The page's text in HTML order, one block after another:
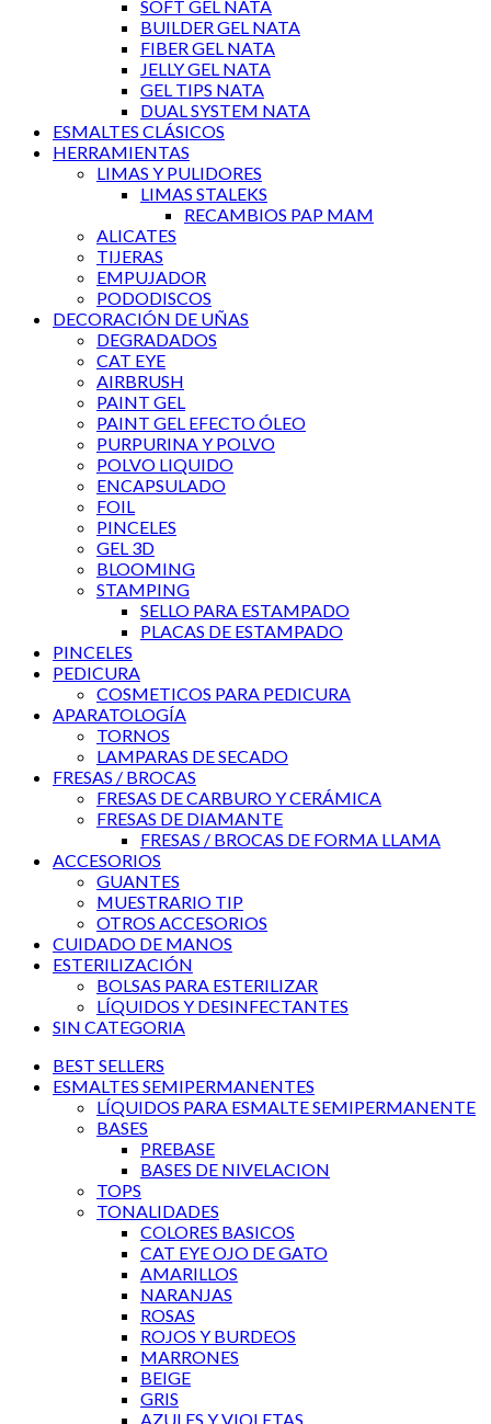
SOFT GEL NATA
BUILDER GEL NATA
FIBER GEL NATA
JELLY GEL NATA
GEL TIPS NATA
DUAL SYSTEM NATA
ESMALTES CLÁSICOS
HERRAMIENTAS
LIMAS Y PULIDORES
LIMAS STALEKS
RECAMBIOS PAP MAM
ALICATES
TIJERAS
EMPUJADOR
PODODISCOS
DECORACIÓN DE UÑAS
DEGRADADOS
CAT EYE
AIRBRUSH
PAINT GEL
PAINT GEL EFECTO ÓLEO
PURPURINA Y POLVO
POLVO LIQUIDO
ENCAPSULADO
FOIL
PINCELES
GEL 3D
BLOOMING
STAMPING
SELLO PARA ESTAMPADO
PLACAS DE ESTAMPADO
PINCELES
PEDICURA
COSMETICOS PARA PEDICURA
APARATOLOGÍA
TORNOS
LAMPARAS DE SECADO
FRESAS / BROCAS
FRESAS DE CARBURO Y CERÁMICA
FRESAS DE DIAMANTE
FRESAS / BROCAS DE FORMA LLAMA
ACCESORIOS
GUANTES
MUESTRARIO TIP
OTROS ACCESORIOS
CUIDADO DE MANOS
ESTERILIZACIÓN
BOLSAS PARA ESTERILIZAR
LÍQUIDOS Y DESINFECTANTES
SIN CATEGORIA
BEST SELLERS
ESMALTES SEMIPERMANENTES
LÍQUIDOS PARA ESMALTE SEMIPERMANENTE
BASES
PREBASE
BASES DE NIVELACION
TOPS
TONALIDADES
COLORES BASICOS
CAT EYE OJO DE GATO
AMARILLOS
NARANJAS
ROSAS
ROJOS Y BURDEOS
MARRONES
BEIGE
GRIS
AZULES Y VIOLETAS